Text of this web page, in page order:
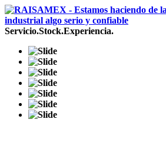
Servicio.Stock.Experiencia.